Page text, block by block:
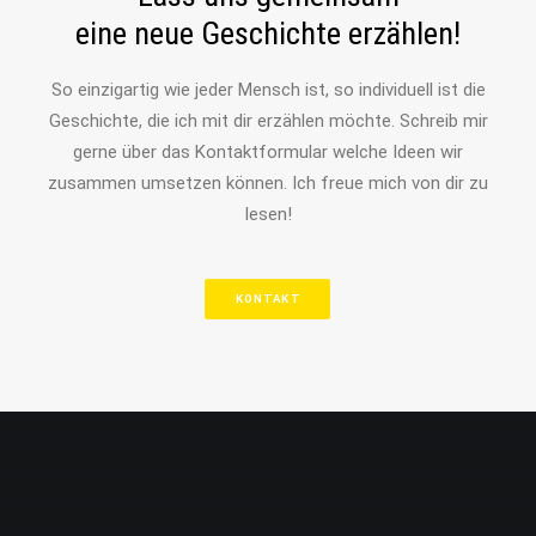
eine neue Geschichte erzählen!
So einzigartig wie jeder Mensch ist, so individuell ist die
Geschichte, die ich mit dir erzählen möchte. Schreib mir
gerne über das Kontaktformular welche Ideen wir
zusammen umsetzen können. Ich freue mich von dir zu
lesen!
KONTAKT